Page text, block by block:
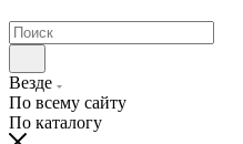
Везде
По всему сайту
По каталогу